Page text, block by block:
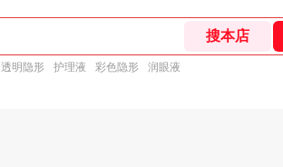
透明隐形 护理液 彩色隐形 润眼液